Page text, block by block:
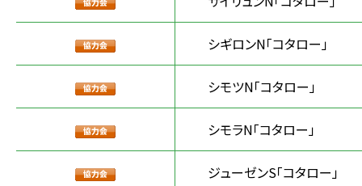
シギロンN「コタロー」
シモツN「コタロー」
シモラN「コタロー」
ジューゼンS「コタロー」